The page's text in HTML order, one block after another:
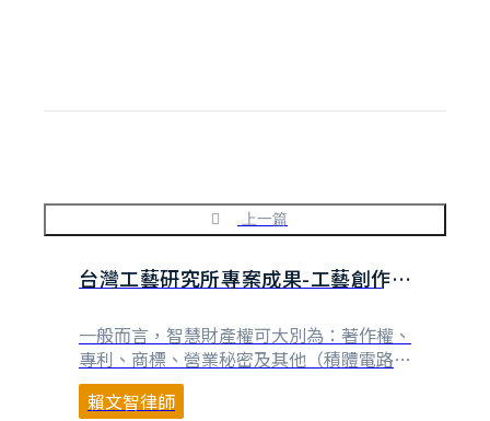
上一篇
台灣工藝研究所專案成果-工藝創作可
一般而言，智慧財產權可大別為：著作權、
專利、商標、營業秘密及其他（積體電路布
局、植物種苗、不公平競爭等）。而工藝創
作從智慧財產權保護的角度來觀察，大致上
賴文智律師